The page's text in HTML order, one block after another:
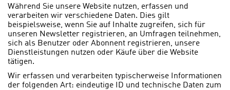
Während Sie unsere Website nutzen, erfassen und
verarbeiten wir verschiedene Daten. Dies gilt
beispielsweise, wenn Sie auf Inhalte zugreifen, sich für
unseren Newsletter registrieren, an Umfragen teilnehmen,
sich als Benutzer oder Abonnent registrieren, unsere
Dienstleistungen nutzen oder Käufe über die Website
tätigen.
Wir erfassen und verarbeiten typischerweise Informationen
der folgenden Art: eindeutige ID und technische Daten zum